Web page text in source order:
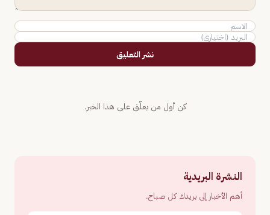
نشر التعليق
كن أول من يعلّق على هذا الخبر.
النشرة البريدية
أهم الأخبار إلى بريدك كل صباح.